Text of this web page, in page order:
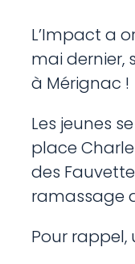
L’Impact a
mai dernier,
à Mérignac !
Les jeunes
place
des
ramassage
Pour rappel,